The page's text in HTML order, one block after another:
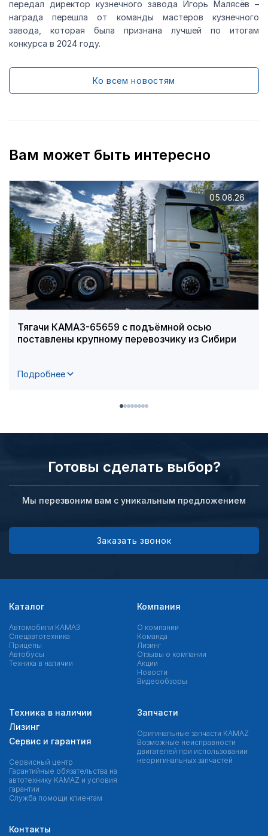
передал директор кузнечного завода Игорь Малясёв –
награда перешла от команды мастеров кузнечного
завода, которая была признана лучшей по итогам
конкурса в 2024 году.
Ко всем новостям
Вам может быть интересно
Тягачи КАМАЗ-65659 с подъёмной осью
поставлены крупному перевозчику из Сибири
Подробнее
05.08.26
Готовы сделать выбор?
Мы перезвоним вам с уникальным предложением
Заказать звонок
Каталог
Автомобили КАМАЗ
Спецавтотехника
Прицепы
Автобусы
Техника в наличии
Компания
О компании
Команда
Лизинг
Отзывы о компании
Акции
Новости
Видеообзоры
Техника в наличии
Лизинг
Сервис и гарантия
Сервисный центр
Гарантийные обязательства на
автотехнику KAMAZ и условия
гарантии
Служба помощи клиентам
Запчасти
Оригинальные запчасти КAMAZ
Возможные неисправности
двигателей при использовании
неоригинальных запчастей
Контакты